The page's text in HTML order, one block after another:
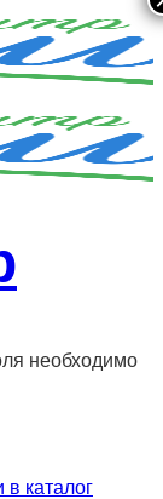
необходимо
в каталог